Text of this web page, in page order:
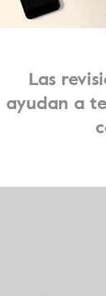
Las
ayudan a